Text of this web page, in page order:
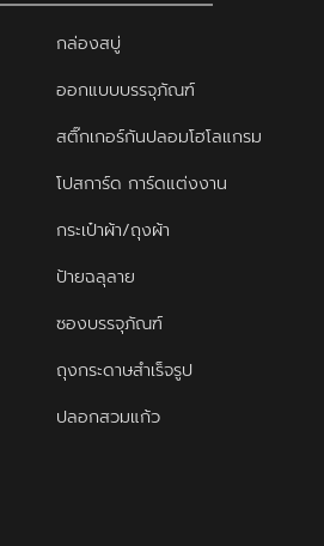
กล่องสบู่
ออกแบบบรรจุภัณฑ์
สติ๊กเกอร์กันปลอมโฮโลแกรม
โปสการ์ด การ์ดแต่งงาน
กระเป๋าผ้า/ถุงผ้า
ป้ายฉลุลาย
ซองบรรจุภัณฑ์
ถุงกระดาษสำเร็จรูป
ปลอกสวมแก้ว